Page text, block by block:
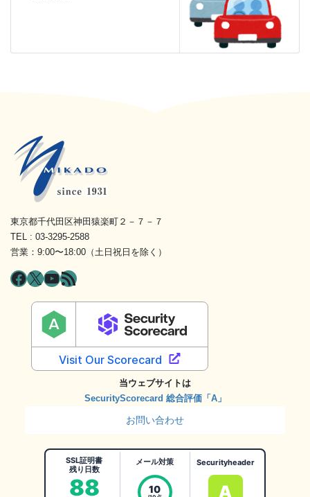
東京都千代田区神田猿楽町２－７－７
TEL : 03-3295-2588
営業：9:00〜18:00（土日祝日を除く）
Facebook
X YouTube
RSS フィード
当ウェブサイトは
SecurityScorecard 総合評価「A」
お問い合わせ
SSL証明書
残り日数
88
メール対策
10
Securityheader
A